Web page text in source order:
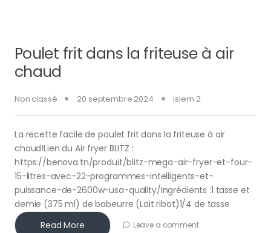
Poulet frit dans la friteuse à air
chaud
Non classé 20 septembre 2024 islem 2
La recette facile de poulet frit dans la friteuse à air
chaud!Lien du Air fryer BLITZ :
https://benova.tn/produit/blitz-mega-air-fryer-et-four-
15-litres-avec-22-programmes-intelligents-et-
puissance-de-2600w-usa-quality/Ingrédients :1 tasse et
demie (375 ml) de babeurre (Lait ribot)1/4 de tasse
Read More
Leave a comment